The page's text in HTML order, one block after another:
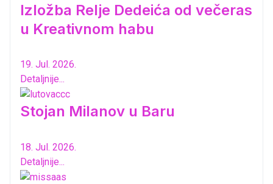
Izložba Relje Dedeića od večeras
u Kreativnom habu
19. Jul. 2026.
Detaljnije...
Stojan Milanov u Baru
18. Jul. 2026.
Detaljnije...